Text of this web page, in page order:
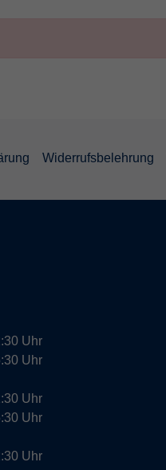
Widerrufsbelehrung
Uhr
Uhr
Uhr
Uhr
Uhr